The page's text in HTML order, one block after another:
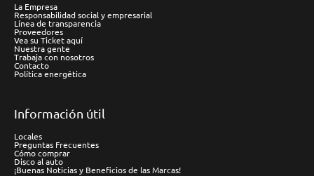
La Empresa
Responsabilidad social y empresarial
Línea de transparencia
Proveedores
Vea su Ticket aquí
Nuestra gente
Trabaja con nosotros
Contacto
Política energética
Información útil
Locales
Preguntas Frecuentes
Cómo comprar
Disco al auto
¡Buenas Noticias y Beneficios de las Marcas!